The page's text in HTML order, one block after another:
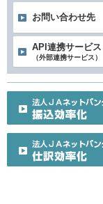
お問い合わせ先
API連携サービス
（外部連携サービス）